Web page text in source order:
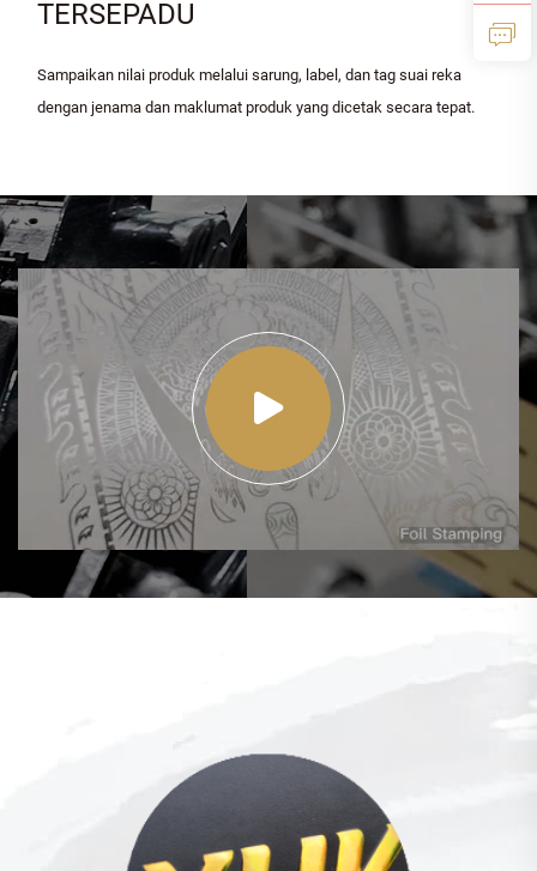
TERSEPADU
Sampaikan nilai produk melalui sarung, label, dan tag suai reka
dengan jenama dan maklumat produk yang dicetak secara tepat.